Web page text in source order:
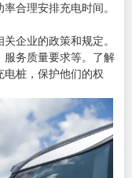
合理安排充电时间。
企业的政策和规定。
务质量要求等。了解
桩，保护他们的权